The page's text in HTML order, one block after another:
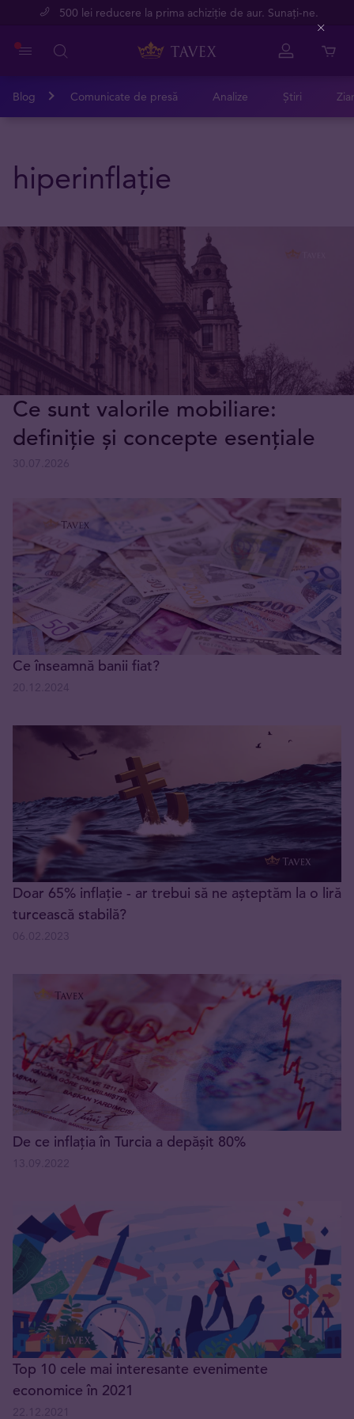
500 lei reducere la prima achiziție de aur. Sunați-ne.
Blog Comunicate de presă Analize Știri
hiperinflație
Ce sunt valorile mobiliare:
definiție și concepte esențiale
Ce înseamnă banii fiat?
Doar 65% inflație - ar trebui să ne așteptăm la o liră
turcească stabilă?
De ce inflația în Turcia a depășit 80%
Top 10 cele mai interesante evenimente
economice în 2021
Close